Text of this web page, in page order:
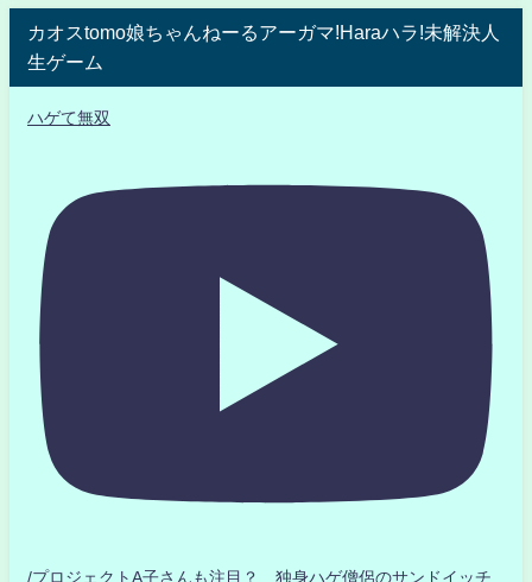
カオスtomo娘ちゃんねーるアーガマ!Haraハラ!未解決人
生ゲーム
ハゲて無双
/プロジェクトA子さんも注目？ 独身ハゲ僧侶のサンドイッチ